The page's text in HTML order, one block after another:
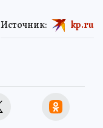
Источник: kp.ru